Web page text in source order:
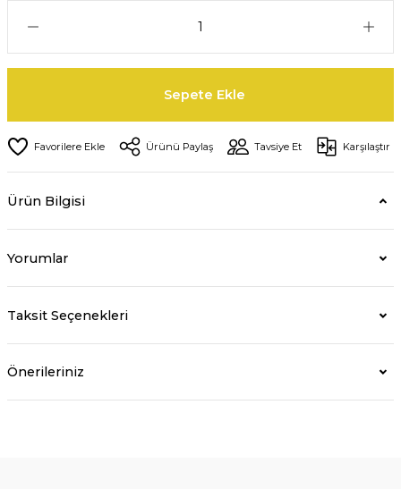
Sepete Ekle
Ürünü Paylaş Tavsiye Et Karşılaştır
Ürün Bilgisi
Yorumlar
Taksit Seçenekleri
Önerileriniz